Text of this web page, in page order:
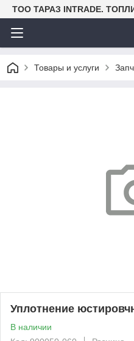
TOO ТАРАЗ INTRADE.
Товары и услуги
Уплотнение
В наличии